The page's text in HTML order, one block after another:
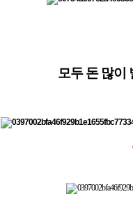
모두 돈 많이